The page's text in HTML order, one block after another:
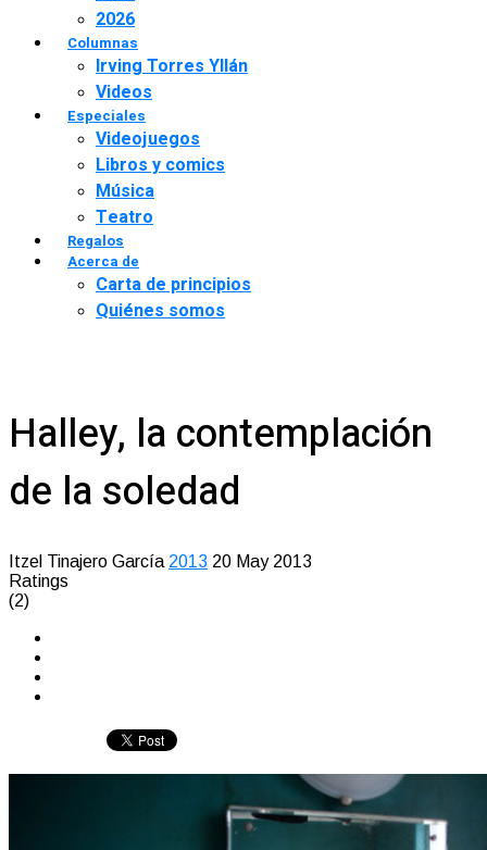
2026
Columnas
Irving Torres Yllán
Videos
Especiales
Videojuegos
Libros y comics
Música
Teatro
Regalos
Acerca de
Carta de principios
Quiénes somos
Halley, la contemplación
de la soledad
Itzel Tinajero García 2013 20 May 2013
Ratings
(2)